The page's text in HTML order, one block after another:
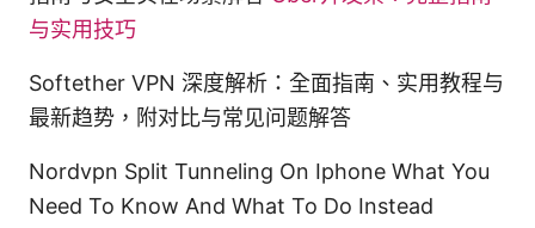
与实用技巧
Softether VPN 深度解析：全面指南、实用教程与
最新趋势，附对比与常见问题解答
Nordvpn Split Tunneling On Iphone What You
Need To Know And What To Do Instead